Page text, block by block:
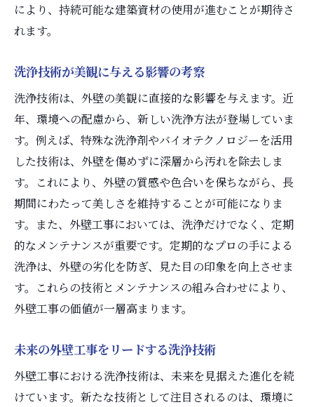
により、持続可能な建築資材の使用が進むことが期待さ
れます。
洗浄技術が美観に与える影響の考察
洗浄技術は、外壁の美観に直接的な影響を与えます。近
年、環境への配慮から、新しい洗浄方法が登場していま
す。例えば、特殊な洗浄剤やバイオテクノロジーを活用
した技術は、外壁を傷めずに深層から汚れを除去しま
す。これにより、外壁の質感や色合いを保ちながら、長
期間にわたって美しさを維持することが可能になりま
す。また、外壁工事においては、洗浄だけでなく、定期
的なメンテナンスが重要です。定期的なプロの手による
洗浄は、外壁の劣化を防ぎ、見た目の印象を向上させま
す。これらの技術とメンテナンスの組み合わせにより、
外壁工事の価値が一層高まります。
未来の外壁工事をリードする洗浄技術
外壁工事における洗浄技術は、未来を見据えた進化を続
けています。新たな技術として注目されるのは、環境に